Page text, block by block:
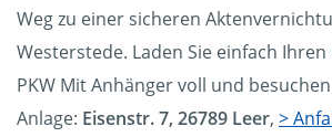
Weg zu einer sicheren
Westerstede. Laden Sie einfach
PKW Mit Anhänger voll und
Anlage: Eisenstr. 7, 26789 Leer, >